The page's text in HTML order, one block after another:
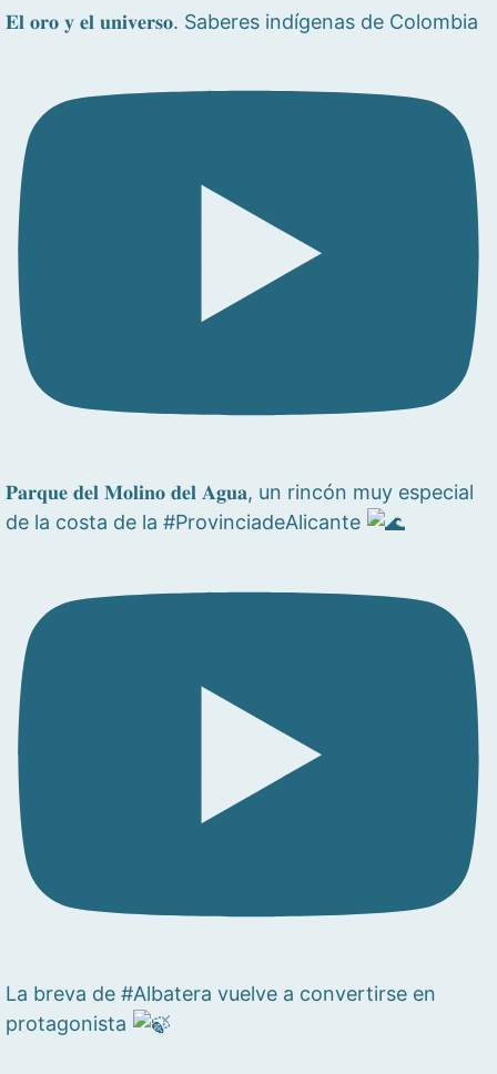
𝐄𝐥 𝐨𝐫𝐨 𝐲 𝐞𝐥 𝐮𝐧𝐢𝐯𝐞𝐫𝐬𝐨. Saberes indígenas de Colombia
𝐏𝐚𝐫𝐪𝐮𝐞 𝐝𝐞𝐥 𝐌𝐨𝐥𝐢𝐧𝐨 𝐝𝐞𝐥 𝐀𝐠𝐮𝐚, un rincón muy especial
de la costa de la #ProvinciadeAlicante
La breva de #Albatera vuelve a convertirse en
protagonista